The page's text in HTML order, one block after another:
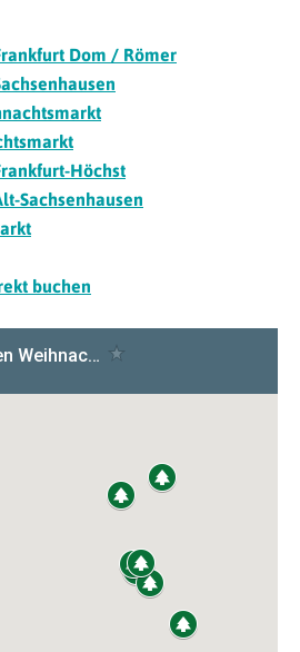
Dom / Römer
Höchst
Sachsenhausen
buchen